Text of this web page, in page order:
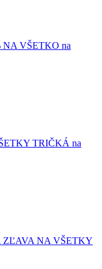
VŠETKO na
TRIČKÁ na
NA VŠETKY